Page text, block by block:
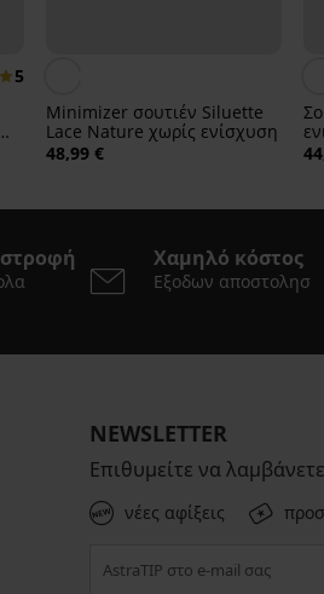
5
Minimizer σουτιέν Siluette
Lace Nature χωρίς ενίσχυση
48,99 €
Χαμηλό κόστος
Εξοδων αποστολησ
NEWSLETTER
Επιθυμείτε να
νέες αφίξεις